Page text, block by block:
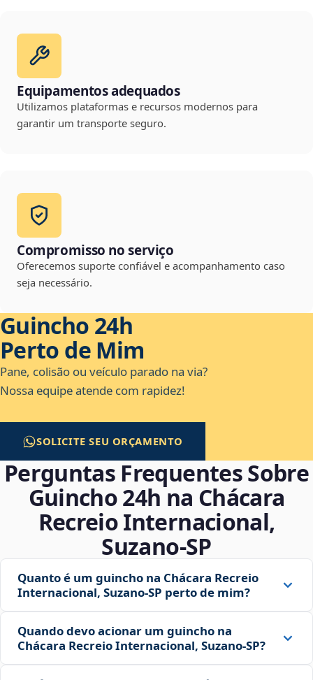
Equipamentos adequados
Utilizamos plataformas e recursos modernos para
garantir um transporte seguro.
Compromisso no serviço
Oferecemos suporte confiável e acompanhamento caso
seja necessário.
Guincho 24h
Perto de Mim
Pane, colisão ou veículo parado na via?
Nossa equipe atende com rapidez!
SOLICITE SEU ORÇAMENTO
Perguntas Frequentes Sobre
Guincho 24h na Chácara
Recreio Internacional,
Suzano‑SP
Quanto é um guincho na Chácara Recreio
Internacional, Suzano‑SP perto de mim?
Quando devo acionar um guincho na
Chácara Recreio Internacional, Suzano‑SP?